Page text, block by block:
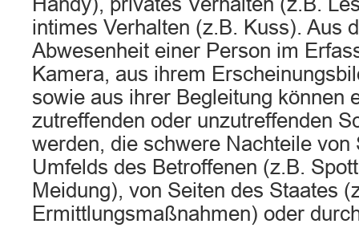
intimes Verhalten (z.B. Kuss). Aus
Abwesenheit einer Person im
Kamera, aus ihrem
sowie aus ihrer Begleitung können
zutreffenden oder unzutreffenden
werden, die schwere Nachteile von
Umfelds des Betroffenen (z.B.
Meidung), von Seiten des Staates
Ermittlungsmaßnahmen) oder